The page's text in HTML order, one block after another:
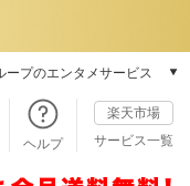
ープのエンタメサービス
/ゲーム/CD/DVD
天ブックス
天Kobo
ヘルプ
楽天市場
サービス一覧